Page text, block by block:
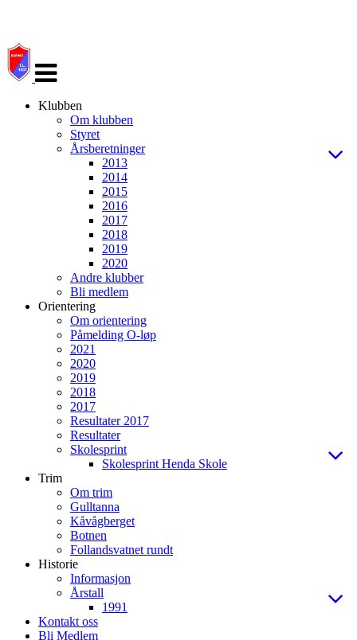
navigasjon
Klubben
Om klubben
Styret
Årsberetninger
2013
2014
2015
2016
2017
2018
2019
2020
Andre klubber
Bli medlem
Orientering
Om orientering
Påmelding O-løp
2021
2020
2019
2018
2017
Resultater 2017
Resultater
Skolesprint
Skolesprint Henda Skole
Trim
Om trim
Gulltanna
Kåvågberget
Botnen
Follandsvatnet rundt
Historie
Informasjon
Årstall
1991
Kontakt oss
Bli Medlem